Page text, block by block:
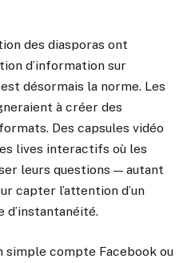
des diasporas ont
d’information sur
désormais la norme. Les
à créer des
Des capsules vidéo
lives interactifs où les
leurs questions — autant
capter l’attention d’un
d’instantanéité.
simple compte Facebook ou